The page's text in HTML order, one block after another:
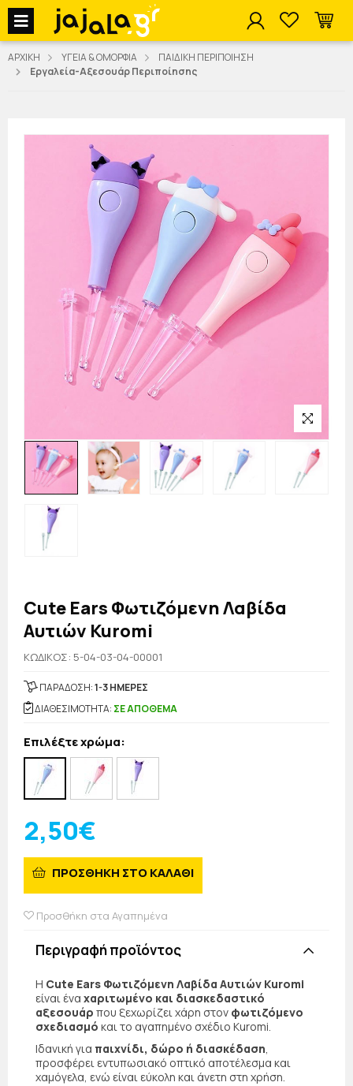
jajala Menu
ΑΡΧΙΚΗ ΥΓΕΙΑ & ΟΜΟΡΦΙΑ
ΠΑΙΔΙΚΗ ΠΕΡΙΠΟΙΗΣΗ
Εργαλεία-Αξεσουάρ Περιποίησης
Cute Ears Φωτιζόμενη Λαβίδα
Αυτιών Kuromi
KΩΔΙΚΟΣ: 5-04-03-04-00001
ΠΑΡΑΔΟΣΗ:1-3 ΗΜΕΡΕΣ
ΔΙΑΘΕΣΙΜΟΤΗΤΑ: ΣΕ ΑΠΟΘΕΜΑ
Επιλέξτε χρώμα:
2,50€
ΠΡΟΣΘΗΚΗ ΣΤΟ ΚΑΛΑΘΙ
Προσθήκη στα Αγαπημένα
Περιγραφή προϊόντος
Η Cute Ears Φωτιζόμενη Λαβίδα Αυτιών Kuromi
είναι ένα χαριτωμένο και διασκεδαστικό
αξεσουάρ που ξεχωρίζει χάρη στον φωτιζόμενο
σχεδιασμό και το αγαπημένο σχέδιο Kuromi.
Ιδανική για παιχνίδι, δώρο ή διασκέδαση,
προσφέρει εντυπωσιακό οπτικό αποτέλεσμα και
χαμόγελα, ενώ είναι εύκολη και άνετη στη χρήση.